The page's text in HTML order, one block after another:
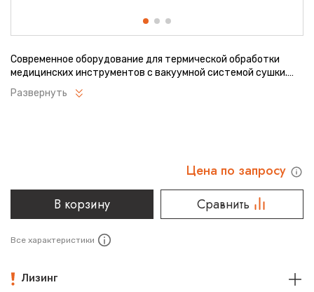
Современное оборудование для термической обработки
медицинских инструментов с вакуумной системой сушки.
Обеспечивает эффективную стерилизацию при различных
температурных режимах. Автоматизированный процесс
Развернуть
Цена по запросу
В корзину
Сравнить
Все характеристики
Лизинг